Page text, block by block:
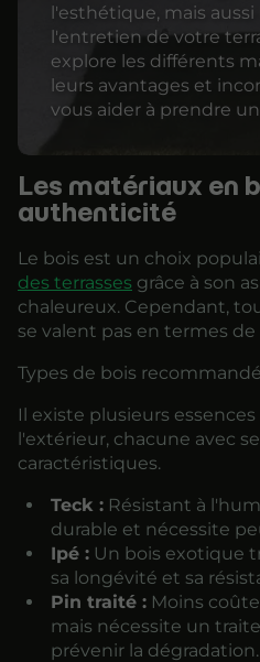
l'esthétique, mais
l'entretien de votre
explore les différents
leurs avantages et
vous aider à prendre
Les matériaux en
authenticité
Le bois est un choix
des terrasses grâce à son
chaleureux. Cependant,
se valent pas en termes
Types de bois
Il existe plusieurs
l'extérieur, chacune avec
caractéristiques.
Teck :Résistant à
durable et nécessite
Ipé :Un bois exotique
sa longévité et sa
Pin traité :Moins
mais nécessite un
prévenir la dégradation.